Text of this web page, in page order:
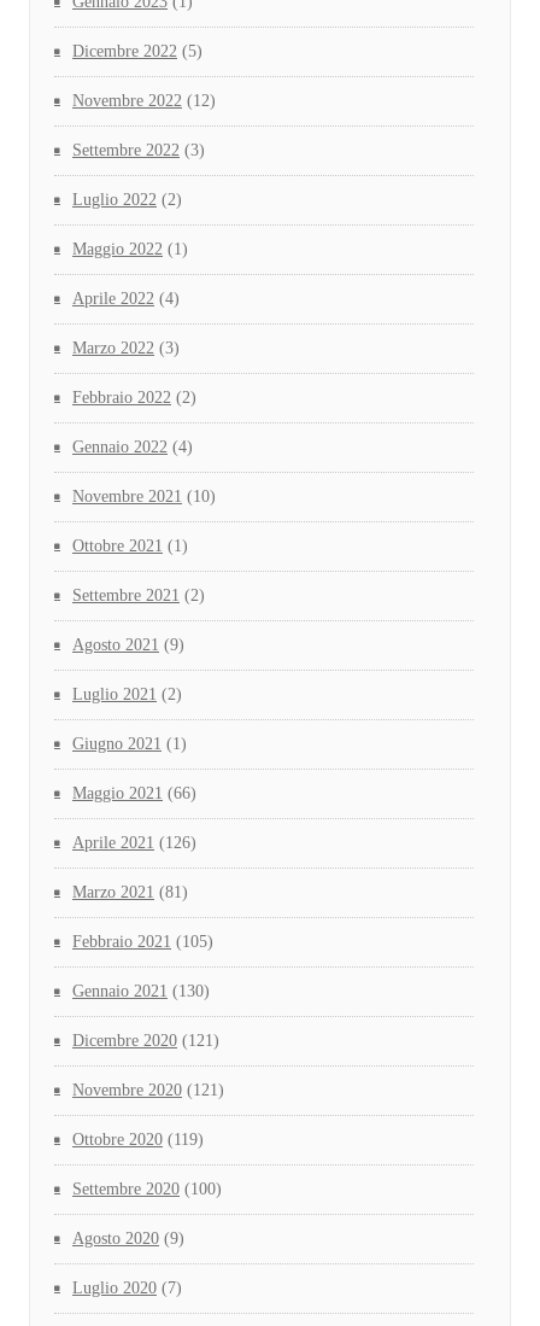
Dicembre 2022 (5)
Novembre 2022 (12)
Settembre 2022 (3)
Luglio 2022 (2)
Maggio 2022 (1)
Aprile 2022 (4)
Marzo 2022 (3)
Febbraio 2022 (2)
Gennaio 2022 (4)
Novembre 2021 (10)
Ottobre 2021 (1)
Settembre 2021 (2)
Agosto 2021 (9)
Luglio 2021 (2)
Giugno 2021 (1)
Maggio 2021 (66)
Aprile 2021 (126)
Marzo 2021 (81)
Febbraio 2021 (105)
Gennaio 2021 (130)
Dicembre 2020 (121)
Novembre 2020 (121)
Ottobre 2020 (119)
Settembre 2020 (100)
Agosto 2020 (9)
Luglio 2020 (7)